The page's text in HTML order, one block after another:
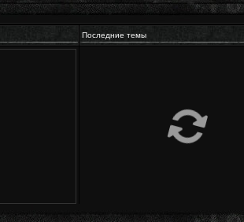
Последние темы